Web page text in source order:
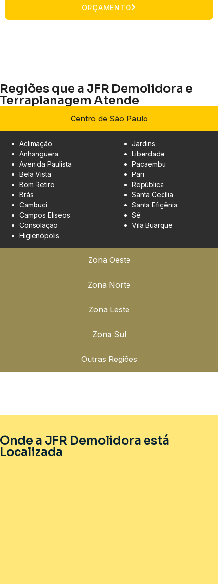
ORÇAMENTO
Regiões que a JFR Demolidora e
Terraplanagem Atende
Centro de São Paulo
Zona Oeste
Zona Norte
Zona Leste
Zona Sul
Outras Regiões
Aclimação
Anhanguera
Avenida Paulista
Bela Vista
Bom Retiro
Brás
Cambuci
Campos Elíseos
Consolação
Higienópolis
Jardins
Liberdade
Pacaembu
Pari
República
Santa Cecília
Santa Efigênia
Sé
Vila Buarque
Onde a JFR Demolidora está
Localizada